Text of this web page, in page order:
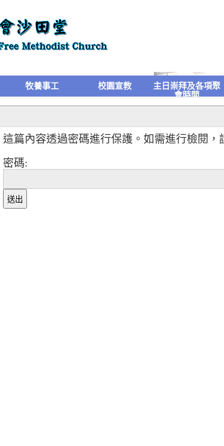
牧養事工 校園宣教
主日崇拜及各項聚
會時間
這篇內容透過密碼進行保護。如需進行檢閱，
密碼: